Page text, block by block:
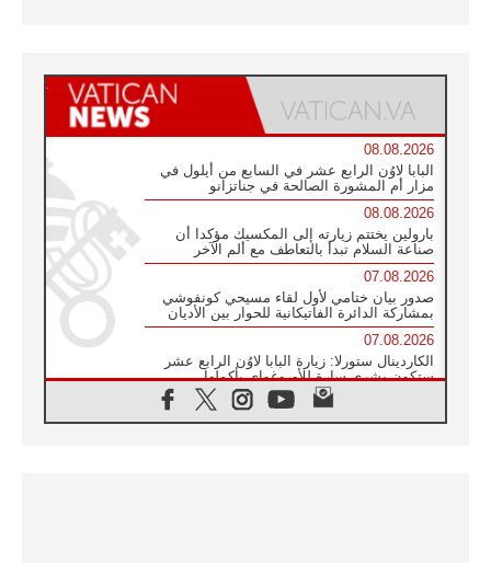
08.08.2026
البابا لاوُن الرابع عشر في السابع من أيلول في
مزار أم المشورة الصالحة في جناتزانو
08.08.2026
بارولين يختتم زيارته إلى المكسيك مؤكدا أن
صناعة السلام تبدأ بالتعاطف مع ألم الآخر
07.08.2026
صدور بيان ختامي لأول لقاء مسيحي كونفوشي
بمشاركة الدائرة الفاتيكانية للحوار بين الأديان
07.08.2026
الكاردينال ستورلا: زيارة البابا لاوُن الرابع عشر
ستكون بشرى سارة للأوروغواي بأكملها
الفاتيكان يعلن برنامج الزيارة الرسولية للبابا لاوُن